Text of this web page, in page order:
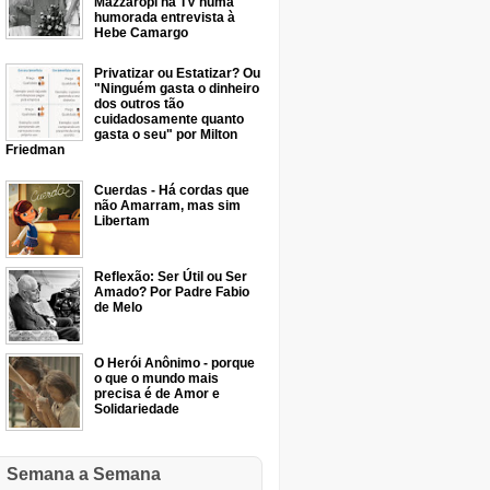
humorada entrevista à
Hebe Camargo
Privatizar ou Estatizar? Ou
"Ninguém gasta o dinheiro
dos outros tão
cuidadosamente quanto
gasta o seu" por Milton
Friedman
Cuerdas - Há cordas que
não Amarram, mas sim
Libertam
Reflexão: Ser Útil ou Ser
Amado? Por Padre Fabio
de Melo
O Herói Anônimo - porque
o que o mundo mais
precisa é de Amor e
Solidariedade
Semana a Semana